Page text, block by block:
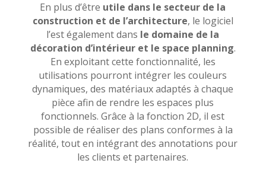
En plus d’être utile dans le secteur de la
construction et de l’architecture, le logiciel
l’est également dans le domaine de la
décoration d’intérieur et le space planning.
En exploitant cette fonctionnalité, les
utilisations pourront intégrer les couleurs
dynamiques, des matériaux adaptés à chaque
pièce afin de rendre les espaces plus
fonctionnels. Grâce à la fonction 2D, il est
possible de réaliser des plans conformes à la
réalité, tout en intégrant des annotations pour
les clients et partenaires.